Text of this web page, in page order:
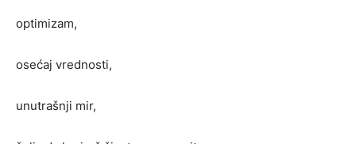
optimizam,
osećaj vrednosti,
unutrašnji mir,